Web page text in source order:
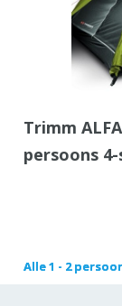
Trimm
persoons
Alle1 - 2
Alle1 - 2